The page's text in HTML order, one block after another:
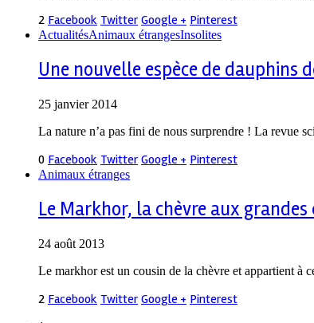
2 Facebook Twitter Google + Pinterest
ActualitésAnimaux étrangesInsolites
Une nouvelle espèce de dauphins
25 janvier 2014
La nature n’a pas fini de nous surprendre ! La revue
0 Facebook Twitter Google + Pinterest
Animaux étranges
Le Markhor, la chèvre aux grandes
24 août 2013
Le markhor est un cousin de la chèvre et appartient à
2 Facebook Twitter Google + Pinterest